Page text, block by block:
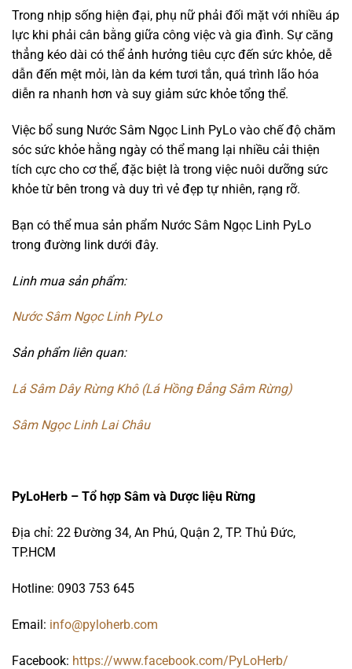
Trong nhịp sống hiện đại, phụ nữ phải đối mặt với nhiều áp
lực khi phải cân bằng giữa công việc và gia đình. Sự căng
thẳng kéo dài có thể ảnh hưởng tiêu cực đến sức khỏe, dễ
dẫn đến mệt mỏi, làn da kém tươi tắn, quá trình lão hóa
diễn ra nhanh hơn và suy giảm sức khỏe tổng thể.
Việc bổ sung Nước Sâm Ngọc Linh PyLo vào chế độ chăm
sóc sức khỏe hằng ngày có thể mang lại nhiều cải thiện
tích cực cho cơ thể, đặc biệt là trong việc nuôi dưỡng sức
khỏe từ bên trong và duy trì vẻ đẹp tự nhiên, rạng rỡ.
Bạn có thể mua sản phẩm Nước Sâm Ngọc Linh PyLo
trong đường link dưới đây.
Linh mua sản phẩm:
Nước Sâm Ngọc Linh PyLo
Sản phẩm liên quan:
Lá Sâm Dây Rừng Khô (Lá Hồng Đẳng Sâm Rừng)
Sâm Ngọc Linh Lai Châu
PyLoHerb – Tổ hợp Sâm và Dược liệu Rừng
Địa chỉ: 22 Đường 34, An Phú, Quận 2, TP. Thủ Đức,
TP.HCM
Hotline: 0903 753 645
Email: info@pyloherb.com
Facebook: https://www.facebook.com/PyLoHerb/